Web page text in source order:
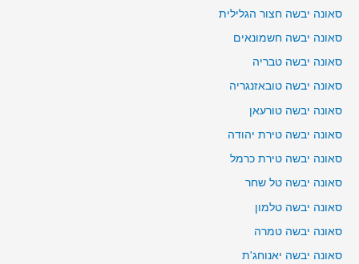
סאונה יבשה חצור הגלילית
סאונה יבשה חשמונאים
סאונה יבשה טבריה
סאונה יבשה טובאזנגריה
סאונה יבשה טורעאן
סאונה יבשה טירת יהודה
סאונה יבשה טירת כרמל
סאונה יבשה טל שחר
סאונה יבשה טלמון
סאונה יבשה טמרה
סאונה יבשה יאנוחג'ת